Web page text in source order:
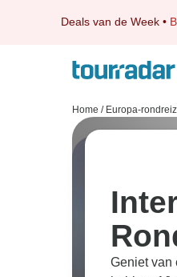
Deals van de Week •
Home / Europa-
Geniet van